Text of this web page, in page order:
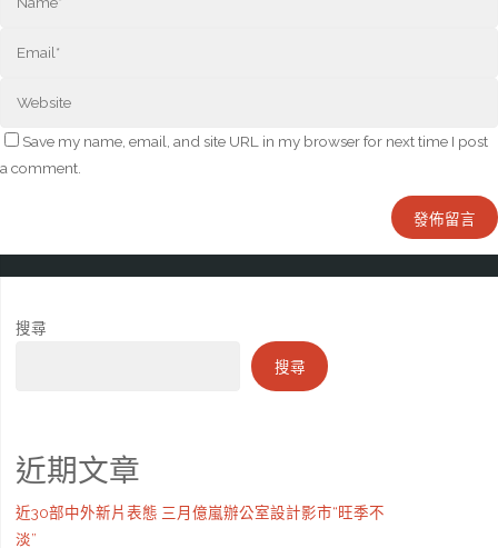
Save my name, email, and site URL in my browser for next time I post
a comment.
搜尋
搜尋
近期文章
近30部中外新片表態 三月億嵐辦公室設計影市“旺季不
淡”